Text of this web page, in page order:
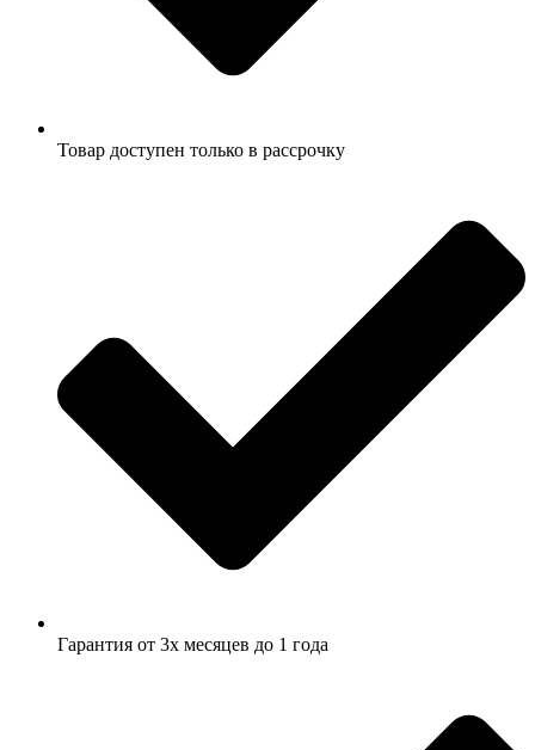
Товар доступен только в рассрочку
Гарантия от 3х месяцев до 1 года